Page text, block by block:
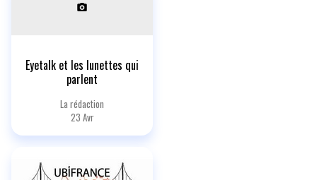
Eyetalk et les lunettes qui
parlent
La rédaction
23 Avr